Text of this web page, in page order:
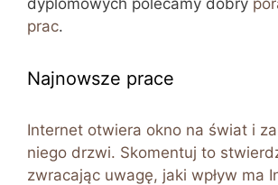
dyplomowych polecamy dobry
prac.
Najnowsze prace
Internet otwiera okno na świat i
niego drzwi. Skomentuj to
zwracając uwagę, jaki wpływ ma